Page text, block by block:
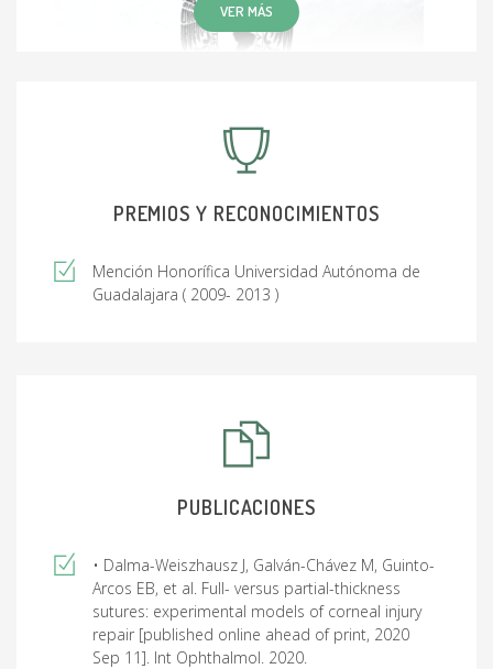
VER MÁS
PREMIOS Y RECONOCIMIENTOS
Mención Honorífica Universidad Autónoma de
Guadalajara ( 2009- 2013 )
PUBLICACIONES
• Dalma-Weiszhausz J, Galván-Chávez M, Guinto-
Arcos EB, et al. Full- versus partial-thickness
sutures: experimental models of corneal injury
repair [published online ahead of print, 2020
Sep 11]. Int Ophthalmol. 2020.